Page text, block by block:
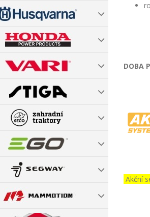
DOBA
Akční